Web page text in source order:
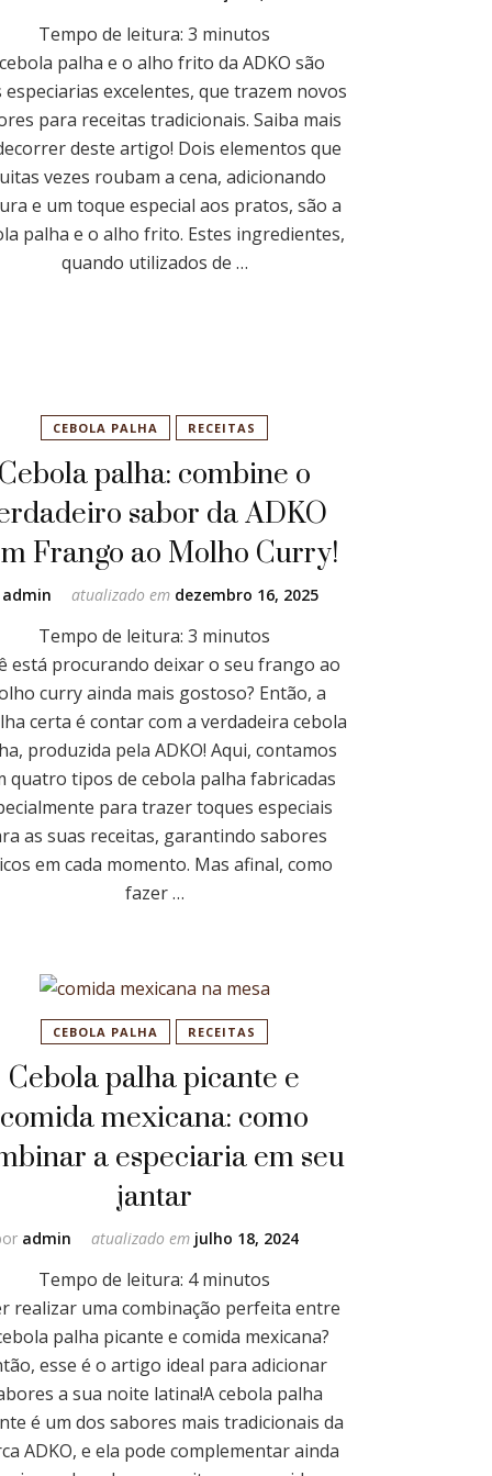
Tempo de leitura: 3 minutos
palha e o alho frito da ADKO são
especiarias excelentes, que trazem novos
para receitas tradicionais. Saiba mais
deste artigo! Dois elementos que
vezes roubam a cena, adicionando
e um toque especial aos pratos, são a
palha e o alho frito. Estes ingredientes,
quando utilizados de …
CEBOLA PALHA RECEITAS
palha: combine o
sabor da ADKO
Frango ao Molho Curry!
admin atualizado em dezembro 16, 2025
Tempo de leitura: 3 minutos
está procurando deixar o seu frango ao
curry ainda mais gostoso? Então, a
certa é contar com a verdadeira cebola
produzida pela ADKO! Aqui, contamos
quatro tipos de cebola palha fabricadas
para trazer toques especiais
as suas receitas, garantindo sabores
em cada momento. Mas afinal, como
fazer …
CEBOLA PALHA RECEITAS
Cebola palha picante e
comida mexicana: como
a especiaria em seu
jantar
admin atualizado em julho 18, 2024
Tempo de leitura: 4 minutos
realizar uma combinação perfeita entre
palha picante e comida mexicana?
esse é o artigo ideal para adicionar
a sua noite latina!A cebola palha
é um dos sabores mais tradicionais da
ADKO, e ela pode complementar ainda